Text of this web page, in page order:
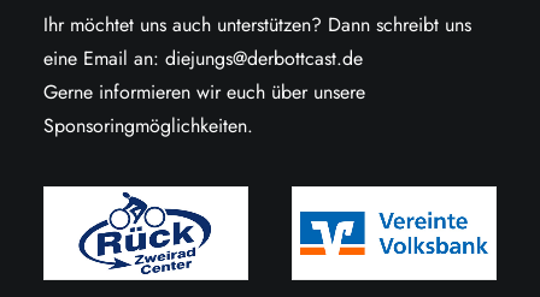
Ihr möchtet uns auch unterstützen? Dann schreibt uns
eine Email an: diejungs@derbottcast.de
Gerne informieren wir euch über unsere
Sponsoringmöglichkeiten.